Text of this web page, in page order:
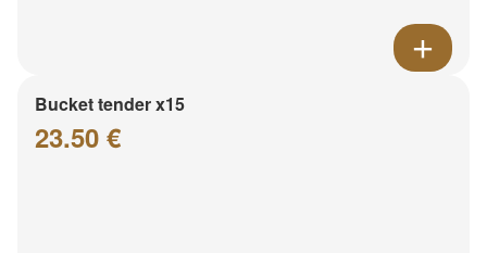
Bucket tender x15
23.50 €